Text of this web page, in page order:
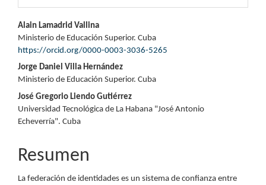
Contenido
principal
del
artículo
Alain Lamadrid Vallina
Ministerio de Educación Superior. Cuba
https://orcid.org/0000-0003-3036-5265
Jorge Daniel Villa Hernández
Ministerio de Educación Superior. Cuba
José Gregorio Liendo Gutiérrez
Universidad Tecnológica de La Habana "José Antonio
Echeverría". Cuba
Resumen
La federación de identidades es un sistema de confianza entre